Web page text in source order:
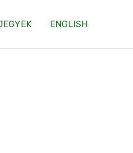
ENGLISH